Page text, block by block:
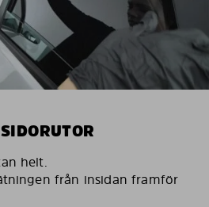
helt.
från insidan framför